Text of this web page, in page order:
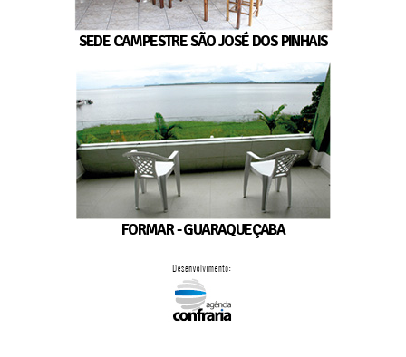
SEDE CAMPESTRE SÃO JOSÉ DOS PINHAIS
FORMAR - GUARAQUEÇABA